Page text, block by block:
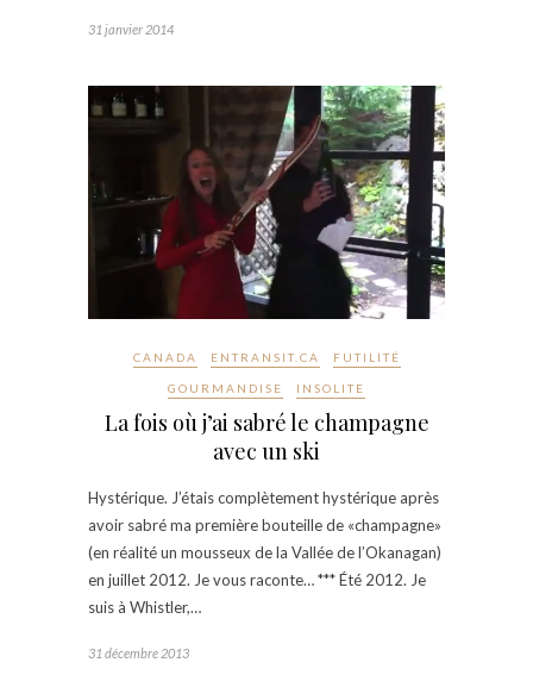
31 janvier 2014
CANADA ENTRANSIT.CA FUTILITÉ
GOURMANDISE INSOLITE
La fois où j’ai sabré le champagne
avec un ski
Hystérique. J’étais complètement hystérique après
avoir sabré ma première bouteille de «champagne»
(en réalité un mousseux de la Vallée de l’Okanagan)
en juillet 2012. Je vous raconte… *** Été 2012. Je
suis à Whistler,…
31 décembre 2013